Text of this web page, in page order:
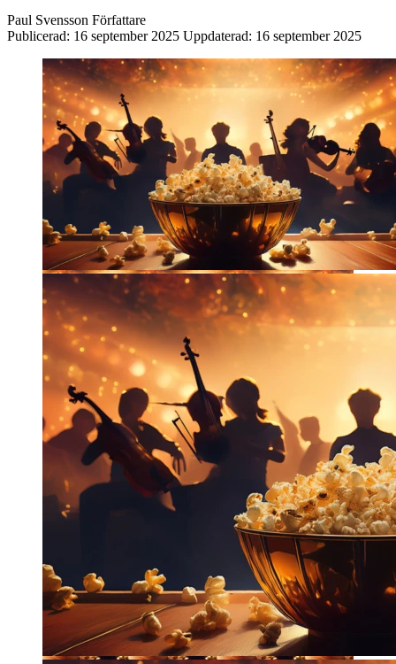
Paul Svensson Författare
Publicerad: 16 september 2025 Uppdaterad: 16 september 2025